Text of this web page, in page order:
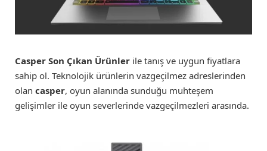
Casper Son Çıkan Ürünler ile tanış ve uygun fiyatlara
sahip ol. Teknolojik ürünlerin vazgeçilmez adreslerinden
olan casper, oyun alanında sunduğu muhteşem
gelişimler ile oyun severlerinde vazgeçilmezleri arasında.